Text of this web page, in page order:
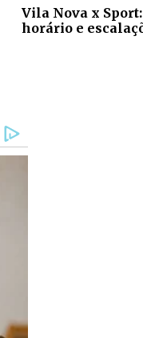
Vila Nova x
horário e